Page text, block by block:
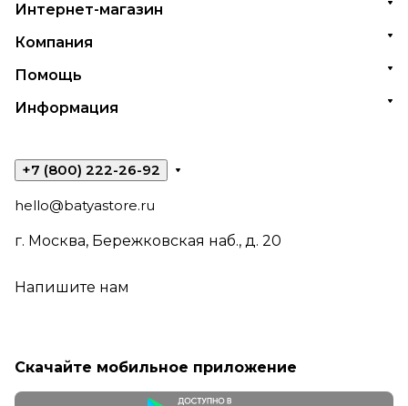
Интернет-магазин
Компания
Помощь
Информация
+7 (800) 222-26-92
hello@batyastore.ru
г. Москва, Бережковская наб., д. 20
Напишите нам
Скачайте мобильное приложение